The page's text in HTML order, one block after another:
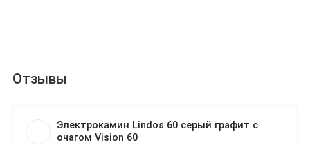
Отзывы
Электрокамин Lindos 60 серый графит с
очагом Vision 60